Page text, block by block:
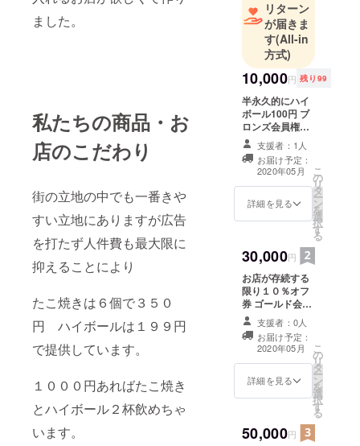
ました。
私たちの商品・お
店のこだわり
街の立地の中でも一番きや
すい立地にありますが広告
を打たず人件費も最大限に
抑えることにより
たこ焼きは６個で３５０
円 ハイボールは１９９円
で提供しています。
１０００円あればたこ焼き
とハイボール２杯飲めちゃ
います。
リターン
が届きま
す(All-in
方式)
10,000円 残り99
半永久的にハイ
ボール100円 ブ
ロンズ会員権を
郵送するのでア
ドレスと住所を
お書きください
支援者：1人
お届け予定：
2020年05月
詳細を見る
こ
の
リ
タ
ー
ン
を
選
択
す
る
30,000円
お店が存続する
限り１０％オフ
券 ゴールド会員
権を郵送するの
でアドレスと住
所をお書きくだ
さい
支援者：0人
お届け予定：
2020年05月
詳細を見る
こ
の
リ
タ
ー
ン
を
選
択
す
る
50,000円